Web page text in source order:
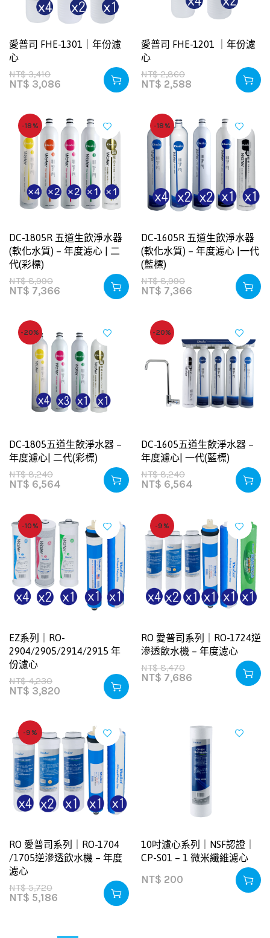
愛普司 FHE-1301｜年份濾
心
NT$3,410
NT$ 3,086
愛普司 FHE-1201 ｜年份濾
心
NT$2,860
NT$ 2,588
-18%
DC-1805R 五道生飲淨水器
(軟化水質) – 年度濾心 | 二
代(彩標)
NT$8,990
NT$ 7,366
-18%
DC-1605R 五道生飲淨水器
(軟化水質) – 年度濾心 |一代
(藍標)
NT$8,990
NT$ 7,366
-20%
DC-1805五道生飲淨水器 –
年度濾心| 二代(彩標)
NT$8,240
NT$ 6,564
-20%
DC-1605五道生飲淨水器 –
年度濾心| 一代(藍標)
NT$8,240
NT$ 6,564
-10%
EZ系列｜RO-
2904/2905/2914/2915 年
份濾心
NT$4,230
NT$ 3,820
-9%
RO 愛普司系列｜RO-1724逆
滲透飲水機 – 年度濾心
NT$8,470
NT$ 7,686
-9%
RO 愛普司系列｜RO-1704
/1705逆滲透飲水機 – 年度
濾心
NT$5,720
NT$ 5,186
10吋濾心系列｜NSF認證｜
CP-S01 – 1 微米纖維濾心
NT$ 200